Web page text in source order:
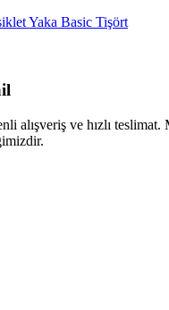
Yaka Basic Tişört
alışveriş ve hızlı teslimat.